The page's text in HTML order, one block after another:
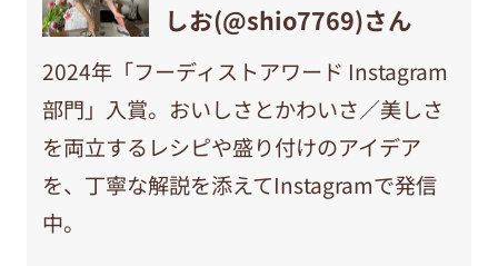
しお(@shio7769)さん
2024年「フーディストアワード Instagram
部門」入賞。おいしさとかわいさ／美しさ
を両立するレシピや盛り付けのアイデア
を、丁寧な解説を添えてInstagramで発信
中。